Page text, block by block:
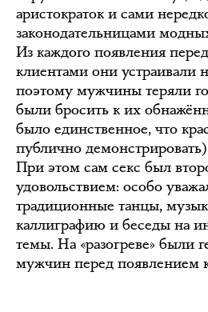
аристократок и сами
законодательницами
Из каждого появления
клиентами они устраивали
поэтому мужчины теряли
были бросить к их
было единственное, что
публично
При этом сам секс был
удовольствием: особо
традиционные танцы,
каллиграфию и беседы на
темы. На «разогреве» были
мужчин перед появлением